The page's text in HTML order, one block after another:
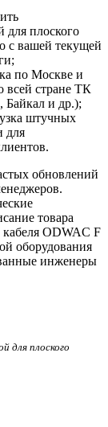
для плоского
с вашей текущей
по Москве и
всей стране ТК
и др.);
штучных
для
обновлений
товара
ODWAC F
оборудования
инженеры
для плоского